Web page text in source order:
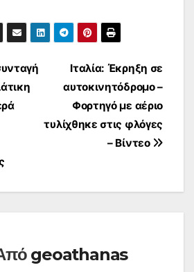
Ιταλία: Έκρηξη σε
αυτοκινητόδρομο –
Φορτηγό με αέριο
τυλίχθηκε στις φλόγες
– Βίντεο
geoathanas